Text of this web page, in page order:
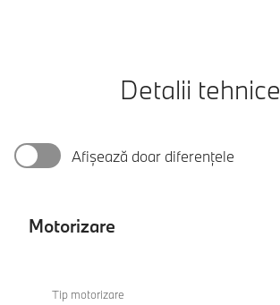
Detalii tehnice
Afișează doar diferențele
Motorizare
Tip motorizare